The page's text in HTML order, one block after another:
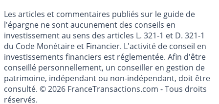
Cookies
Les articles et commentaires publiés sur le guide de
l'épargne ne sont aucunement des conseils en
investissement au sens des articles L. 321-1 et D. 321-1
du Code Monétaire et Financier. L'activité de conseil en
investissements financiers est réglementée. Afin d'être
conseillé personnellement, un conseiller en gestion de
patrimoine, indépendant ou non-indépendant, doit être